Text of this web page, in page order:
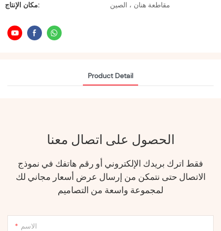
مكان الإنتاج:
مقاطعة هنان ، الصين
Product Detail
الحصول على اتصال معنا
فقط اترك بريدك الإلكتروني أو رقم هاتفك في نموذج
الاتصال حتى نتمكن من إرسال عرض أسعار مجاني لك
لمجموعة واسعة من التصاميم
الاسم